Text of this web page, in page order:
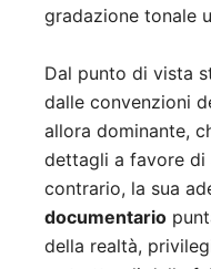
gradazione tonale
Dal punto di vista
dalle convenzioni
allora dominante,
dettagli a favore di
contrario, la sua
documentario
della realtà,